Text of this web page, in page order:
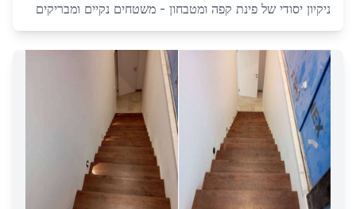
ניקיון יסודי של פינת קפה ומטבחון - משטחים נקיים ומבריקים